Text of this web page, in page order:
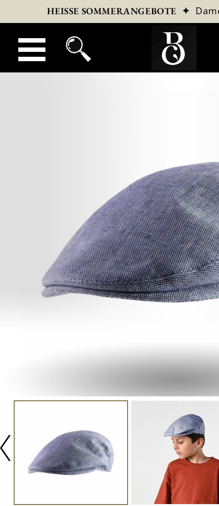
HEISSE SOMMERANGEBOTE ✦